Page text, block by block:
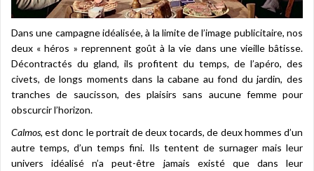
Dans une campagne idéalisée, à la limite de l’image publicitaire, nos
deux « héros » reprennent goût à la vie dans une vieille bâtisse.
Décontractés du gland, ils profitent du temps, de l’apéro, des
civets, de longs moments dans la cabane au fond du jardin, des
tranches de saucisson, des plaisirs sans aucune femme pour
obscurcir l’horizon.
Calmos, est donc le portrait de deux tocards, de deux hommes d’un
autre temps, d’un temps fini. Ils tentent de surnager mais leur
univers idéalisé n’a peut-être jamais existé que dans leur